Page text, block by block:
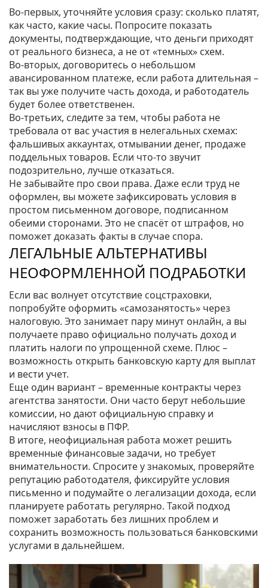
Во-первых, уточняйте условия сразу: сколько платят,
как часто, какие часы. Попросите показать
документы, подтверждающие, что деньги приходят
от реального бизнеса, а не от «темных» схем.
Во‑вторых, договоритесь о небольшом
авансированном платеже, если работа длительная –
так вы уже получите часть дохода, и работодатель
будет более ответственен.
Во‑третьих, следите за тем, чтобы работа не
требовала от вас участия в нелегальных схемах:
фальшивых аккаунтах, отмывании денег, продаже
поддельных товаров. Если что‑то звучит
подозрительно, лучше отказаться.
Не забывайте про свои права. Даже если труд не
оформлен, вы можете зафиксировать условия в
простом письменном договоре, подписанном
обеими сторонами. Это не спасёт от штрафов, но
поможет доказать факты в случае спора.
ЛЕГАЛЬНЫЕ АЛЬТЕРНАТИВЫ
НЕОФОРМЛЕННОЙ ПОДРАБОТКИ
Если вас волнует отсутствие соцстраховки,
попробуйте оформить «самозанятость» через
налоговую. Это занимает пару минут онлайн, а вы
получаете право официально получать доход и
платить налоги по упрощенной схеме. Плюс –
возможность открыть банковскую карту для выплат
и вести учет.
Еще один вариант – временные контракты через
агентства занятости. Они часто берут небольшие
комиссии, но дают официальную справку и
начисляют взносы в ПФР.
В итоге, неофициальная работа может решить
временные финансовые задачи, но требует
внимательности. Спросите у знакомых, проверяйте
репутацию работодателя, фиксируйте условия
письменно и подумайте о легализации дохода, если
планируете работать регулярно. Такой подход
поможет заработать без лишних проблем и
сохранить возможность пользоваться банковскими
услугами в дальнейшем.